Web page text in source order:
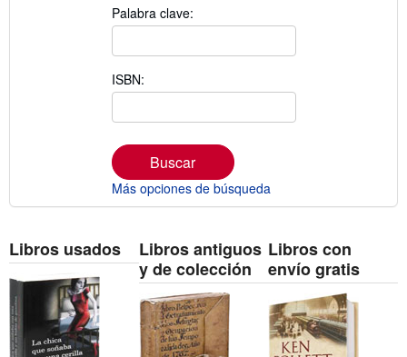
Palabra clave:
ISBN:
Buscar
Más opciones de búsqueda
Libros usados
Libros antiguos
y de colección
Libros con
envío gratis